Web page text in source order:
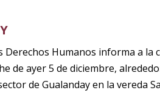
Derechos Humanos informa a
de ayer 5 de diciembre,
de Gualanday en la vereda